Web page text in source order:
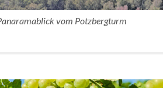
vom Potzbergturm